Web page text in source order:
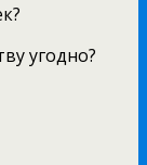
угодно?